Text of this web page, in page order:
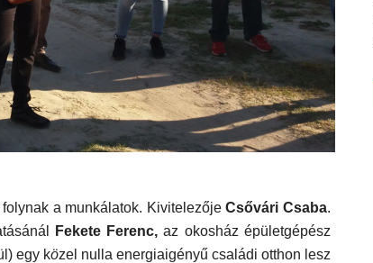
a munkálatok. KivitelezőjeCsővári Csaba.
Fekete Ferenc, az okosház épületgépész
egy közel nulla energiaigényű családi otthon lesz